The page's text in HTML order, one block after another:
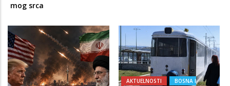
mog srca
AKTUELNOSTI
BOSNA I